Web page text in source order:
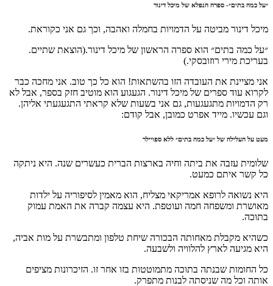
כמה בתים״- ספרה הנפלא של מיכל דינור
דינור מביטה על הדמויות בחמלה ואהבה, וכך גם אני כקוראת.
כמה בתים״ הוא ספרה הראשון של מיכל דינור.(הוצאת שתיים.
מירי רוזובסקי.)
מציינת את העובדה הזו בהשתאות! הוא כל כך טוב. אני מחכה כבר
עוד ספרים של מיכל דינור. הגעגוע הוא מוטיב חזק בספר, אבל לא
הדמויות מתגעגעות, גם אני בשעות שלא קראתי התגעגעתי אליהן.
עכשיו. מייד אפרט כמובן, אבל קודם:
על העלילה של ״על כמה בתים״ ללא ספויילר
עזבה את ביתה וחיה בארצות הברית כעשרים שנה. היא ניתקה
קשר איתם כמעט.
נשואה לרופא אמריקאי מצליח, הוא מאמין לסיפוריה על ילדות
ומשפחה חמה ועוטפת. היא עצמה קברה את האמת עמוק
מקבלת מאחותה הבכורה שיחת טלפון ומתבשרת על מות אביה,
מגיעה לארץ להלוויה ולשבעה.
החומות שבנתה בתוכה מתמוטטות בזו אחר זו. הזיכרונות מציפים
וכל מה שניסתה לבנות מתפרק.